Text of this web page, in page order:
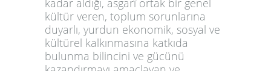
kadar aldığı, asgarî ortak bir genel
kültür veren, toplum sorunlarına
duyarlı, yurdun ekonomik, sosyal ve
kültürel kalkınmasına katkıda
bulunma bilincini ve gücünü